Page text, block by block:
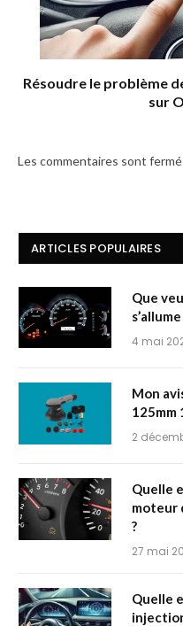
Résoudre le problème
sur
Les commentaires sont
ARTICLES POPULAIRES
Que
4 mai
Mon
125mm
2
Quelle
moteur
?
27 mai
Quelle